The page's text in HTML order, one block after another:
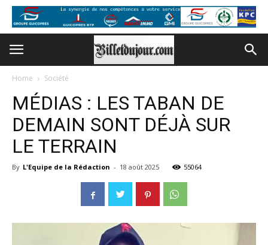
Home Société
MÉDIAS : LES TABAN DE
DEMAIN SONT DÉJÀ SUR
LE TERRAIN
By L'Equipe de la Rédaction - 18 août 2025 55064